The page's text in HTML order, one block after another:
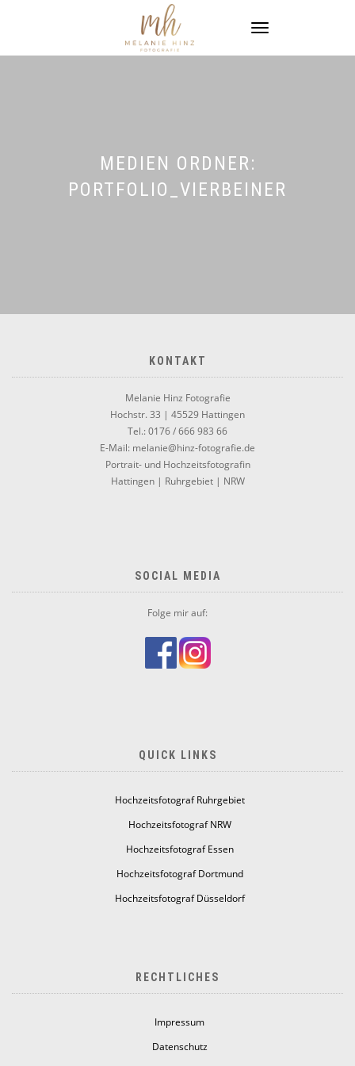
NAVIGATION
MEDIEN ORDNER:
PORTFOLIO_VIERBEINER
KONTAKT
Melanie Hinz Fotografie
Hochstr. 33 | 45529 Hattingen
Tel.: 0176 / 666 983 66
E-Mail: melanie@hinz-fotografie.de
Portrait- und Hochzeitsfotografin
Hattingen | Ruhrgebiet | NRW
SOCIAL MEDIA
Folge mir auf:
QUICK LINKS
Hochzeitsfotograf Ruhrgebiet
Hochzeitsfotograf NRW
Hochzeitsfotograf Essen
Hochzeitsfotograf Dortmund
Hochzeitsfotograf Düsseldorf
RECHTLICHES
Impressum
Datenschutz